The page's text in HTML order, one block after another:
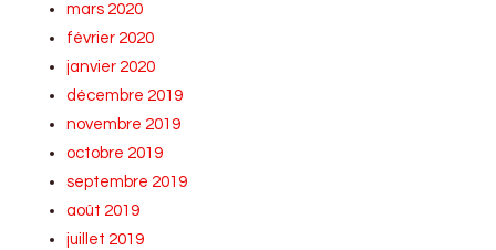
mars 2020
février 2020
janvier 2020
décembre 2019
novembre 2019
octobre 2019
septembre 2019
août 2019
juillet 2019